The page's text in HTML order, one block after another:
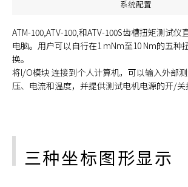
系统配置
ATM-100,ATV-100,和ATV-100S齿槽扭矩测试
电脑。用户可以自行在1 mNm至10 Nm的五种
换。
将l/O模块 连接到个人计算机，可以输入外部
压、电流和温度，并提供测试电机电源的开/关
三种坐标图形显示